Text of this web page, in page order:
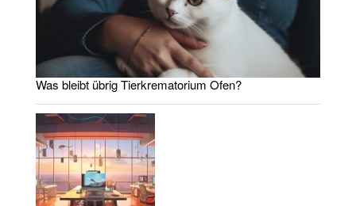
Was bleibt übrig Tierkrematorium Ofen?